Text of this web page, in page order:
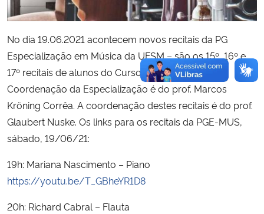
No dia 19.06.2021 acontecem novos recitais da PG
Especialização em Música da UFSM – são os 15º, 16º e
17º recitais de alunos do Curso criado em 2018. A
Coordenação da Especialização é do prof. Marcos
Kröning Corrêa. A coordenação destes recitais é do prof.
Glaubert Nuske. Os links para os recitais da PGE-MUS,
sábado, 19/06/21:
19h: Mariana Nascimento – Piano
https://youtu.be/T_GBheYR1D8
20h: Richard Cabral – Flauta